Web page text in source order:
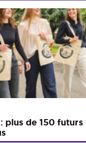
plus de 150